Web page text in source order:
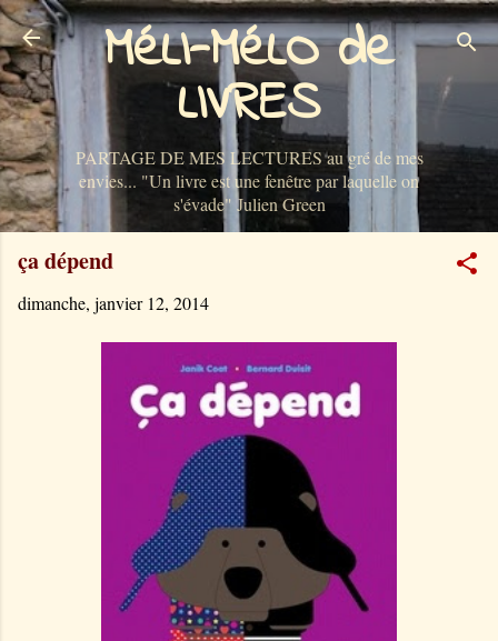
Accéder au contenu principal
MéLI-MéLO de
LIVRES
PARTAGE DE MES LECTURES au gré de mes
envies... "Un livre est une fenêtre par laquelle on
s'évade" Julien Green
ça dépend
dimanche, janvier 12, 2014